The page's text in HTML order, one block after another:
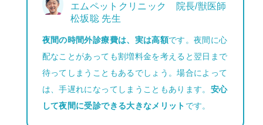
エムペットクリニック 院長/獣医師
松坂聡 先生
夜間の時間外診療費は、実は高額です。夜間に心
配なことがあっても割増料金を考えると翌日まで
待ってしまうこともあるでしょう。場合によって
は、手遅れになってしまうこともあります。 安心
して夜間に受診できる大きなメリット です。